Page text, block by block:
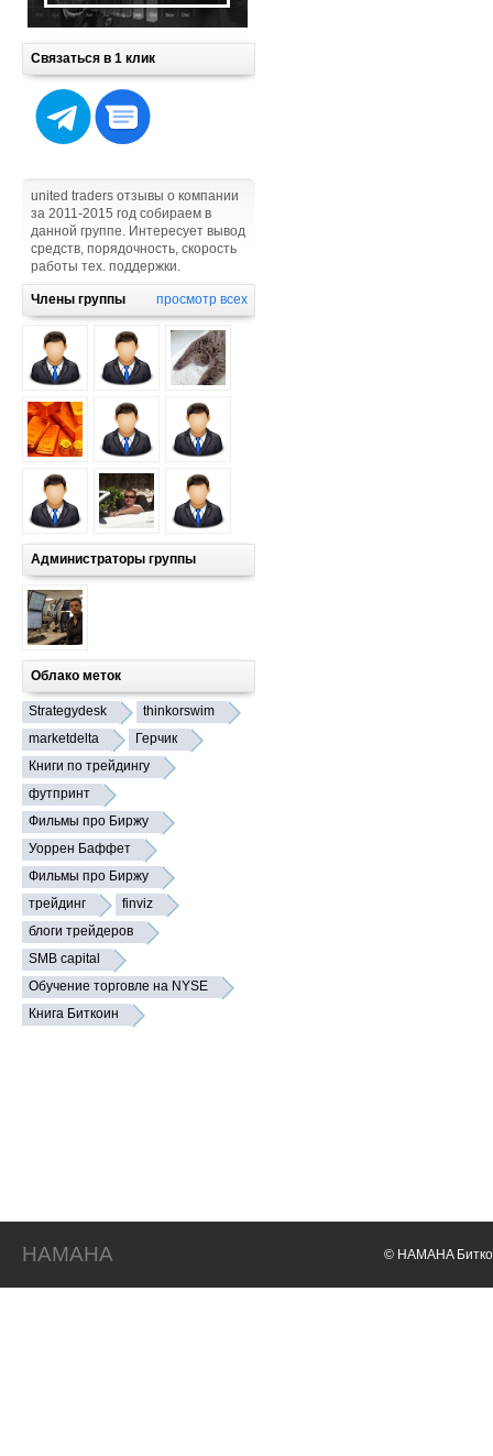
Связаться в 1 клик
united traders отзывы о компании
за 2011-2015 год собираем в
данной группе. Интересует вывод
средств, порядочность, скорость
работы тех. поддержки.
Члены группы просмотр всех
Администраторы группы
Облако меток
Strategydesk
thinkorswim
marketdelta
Герчик
Книги по трейдингу
футпринт
Фильмы про Биржу
Уоррен Баффет
Фильмы про Биржу
трейдинг
finviz
блоги трейдеров
SMB capital
Обучение торговле на NYSE
Книга Биткоин
HAMAHA © HAMAHA